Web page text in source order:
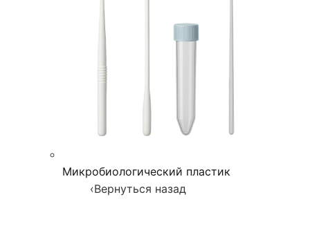
Микробиологический пластик
‹Вернуться назад